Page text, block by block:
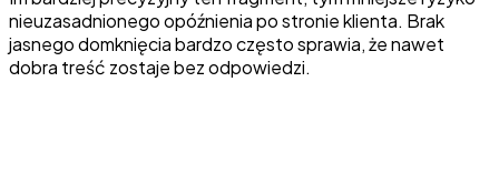
nieuzasadnionego opóźnienia po stronie klienta. Brak
jasnego domknięcia bardzo często sprawia, że nawet
dobra treść zostaje bez odpowiedzi.